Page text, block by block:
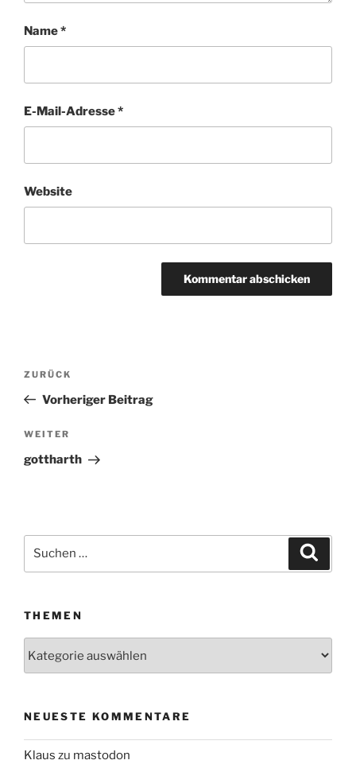
Name*
E-Mail-Adresse*
Website
Beitragsnavigation
Vorheriger
Beitrag
ZURÜCK
Vorheriger Beitrag
Nächster
Beitrag
WEITER
gottharth
Suchen
THEMEN
NEUESTE KOMMENTARE
Klaus zu mastodon